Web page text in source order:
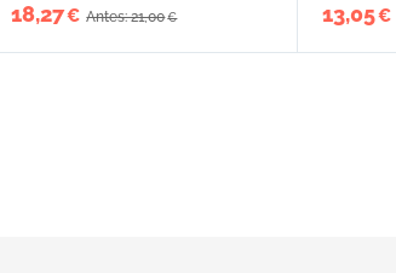
18,27€ Antes: 21,00€ 13,05€